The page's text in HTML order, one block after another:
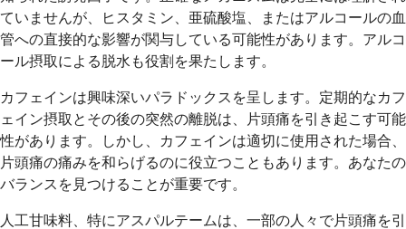
ていませんが、ヒスタミン、亜硫酸塩、またはアルコールの血
管への直接的な影響が関与している可能性があります。アルコ
ール摂取による脱水も役割を果たします。
カフェインは興味深いパラドックスを呈します。定期的なカフ
ェイン摂取とその後の突然の離脱は、片頭痛を引き起こす可能
性があります。しかし、カフェインは適切に使用された場合、
片頭痛の痛みを和らげるのに役立つこともあります。あなたの
バランスを見つけることが重要です。
人工甘味料、特にアスパルテームは、一部の人々で片頭痛を引